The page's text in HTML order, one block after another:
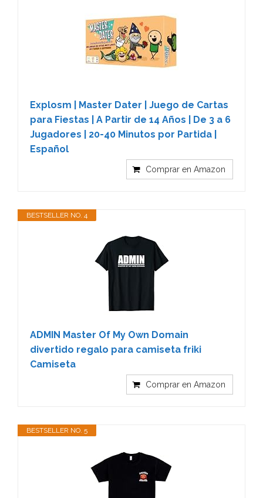
Explosm | Master Dater | Juego de Cartas
para Fiestas | A Partir de 14 Años | De 3 a 6
Jugadores | 20-40 Minutos por Partida |
Español
Comprar en Amazon
BESTSELLER NO. 4
ADMIN Master Of My Own Domain
divertido regalo para camiseta friki
Camiseta
Comprar en Amazon
BESTSELLER NO. 5